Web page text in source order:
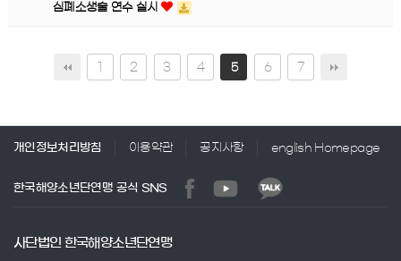
심폐소생술 연수 실시
2 3 4 5 6 7
개인정보처리방침 이용약관 공지사항 english Homepage
한국해양소년단연맹 공식 SNS
사단법인 한국해양소년단연맹